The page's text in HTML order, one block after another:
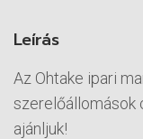
Leírás
Az Ohtake ipari
szerelőállomások
ajánljuk!